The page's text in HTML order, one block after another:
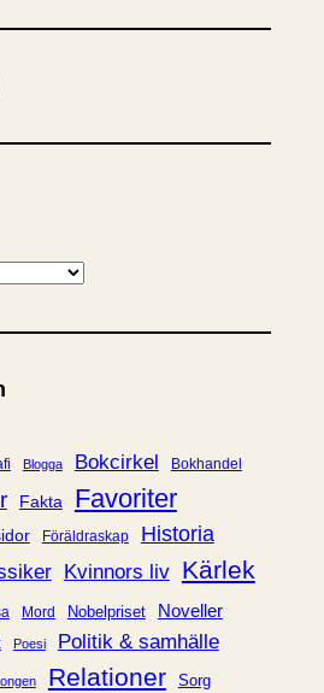
Blogga Bokcirkel Bokhandel
Fakta Favoriter
Föräldraskap Historia
Kvinnors liv Kärlek
Mord Nobelpriset Noveller
Poesi
Politik & samhälle
Relationer Sorg